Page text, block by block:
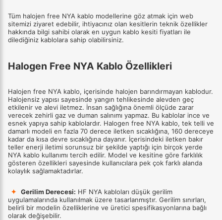
Tüm halojen free NYA kablo modellerine göz atmak için web
sitemizi ziyaret edebilir, ihtiyacınız olan kesitlerin teknik özellikler
hakkında bilgi sahibi olarak en uygun kablo kesiti fiyatları ile
dilediğiniz kablolara sahip olabilirsiniz.
Halogen Free NYA Kablo Özellikleri
Halojen free NYA kablo, içerisinde halojen barındırmayan kablodur.
Halojensiz yapısı sayesinde yangın tehlikesinde alevden geç
etkilenir ve alevi iletmez. İnsan sağlığına önemli ölçüde zarar
verecek zehirli gaz ve duman salınımı yapmaz. Bu kablolar ince ve
esnek yapıya sahip kablolardır. Halogen free NYA kablo, tek telli ve
damarlı modeli en fazla 70 derece iletken sıcaklığına, 160 dereceye
kadar da kısa devre sıcaklığına dayanır. İçerisindeki iletken bakır
teller enerji iletimi sorunsuz bir şekilde yaptığı için birçok yerde
NYA kablo kullanımı tercih edilir. Model ve kesitine göre farklılık
gösteren özellikleri sayesinde kullanıcılara pek çok farklı alanda
kolaylık sağlamaktadırlar.
✦ Gerilim Derecesi: HF NYA kabloları düşük gerilim
uygulamalarında kullanılmak üzere tasarlanmıştır. Gerilim sınırları,
belirli bir modelin özelliklerine ve üretici spesifikasyonlarına bağlı
olarak değişebilir.